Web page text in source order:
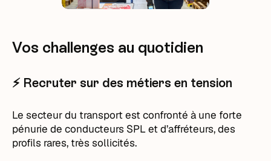
Vos challenges au quotidien
⚡️ Recruter sur des métiers en tension
Le secteur du transport est confronté à une forte
pénurie de conducteurs SPL et d’affréteurs, des
profils rares, très sollicités.